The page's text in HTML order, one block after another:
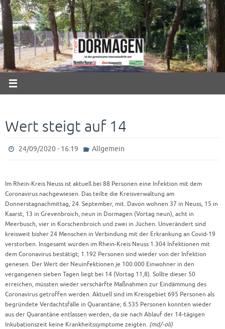
Zum
Inhalt
springen
Wert steigt auf 14
24/09/2020 - 16:19 Allgemein
Im Rhein-Kreis Neuss ist aktuell bei 88 Personen eine Infektion mit dem
Coronavirus nachgewiesen. Das teilte die Kreisverwaltung am
Donnerstagnachmittag, 24. September, mit. Davon wohnen 37 in Neuss, 15 in
Kaarst, 13 in Grevenbroich, neun in Dormagen (Vortag neun), acht in
Meerbusch, vier in Korschenbroich und zwei in Jüchen. Unverändert sind
kreisweit bisher 24 Menschen in Verbindung mit der Erkrankung an Covid-19
verstorben. Insgesamt wurden im Rhein-Kreis Neuss 1.304 Infektionen mit
dem Coronavirus bestätigt; 1.192 Personen sind wieder von der Infektion
genesen. Der Wert der Neuinfektionen je 100.000 Einwohner in den
vergangenen sieben Tagen liegt bei 14 (Vortag 11,8). Sollte dieser 50
erreichen, müssten wieder verschärfte Maßnahmen zur Eindämmung des
Coronavirus getroffen werden. Aktuell sind im Kreisgebiet 695 Personen als
begründete Verdachtsfälle in Quarantäne; 6.535 Personen konnten wieder
aus der Quarantäne entlassen werden, da sie nach Ablauf der 14-tägigen
Inkubationszeit keine Krankheitssymptome zeigten. (md/-oli)